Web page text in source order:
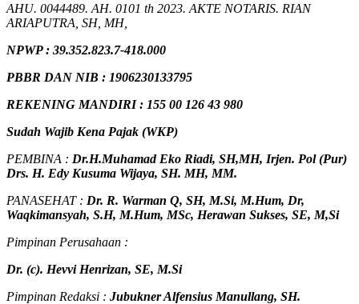
AHU. 0044489. AH. 0101 th 2023. AKTE NOTARIS. RIAN
ARIAPUTRA, SH, MH,
NPWP: 39.352.823.7-418.000
PBBR DAN NIB : 1906230133795
REKENING MANDIRI : 155 00 126 43 980
Sudah Wajib Kena Pajak (WKP)
PEMBINA : Dr.H.Muhamad Eko Riadi, SH,MH, Irjen. Pol (Pur)
Drs. H. Edy Kusuma Wijaya, SH. MH, MM.
PANASEHAT : Dr. R. Warman Q, SH, M.Si, M.Hum, Dr,
Waqkimansyah, S.H, M.Hum, MSc, Herawan Sukses, SE, M,Si
Pimpinan Perusahaan :
Dr. (c). Hevvi Henrizan, SE, M.Si
Pimpinan Redaksi : Jubukner Alfensius Manullang, SH.